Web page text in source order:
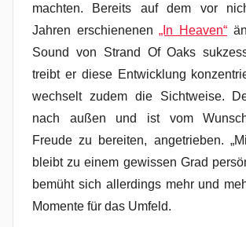
machten. Bereits auf dem vor
Jahren erschienenen„In Heaven“
Sound von Strand Of Oaks
treibt er diese Entwicklung
wechselt zudem die Sichtweise.
nach außen und ist vom
Freude zu bereiten, angetrieben.
bleibt zu einem gewissen Grad
bemüht sich allerdings mehr und
Momente für das Umfeld.